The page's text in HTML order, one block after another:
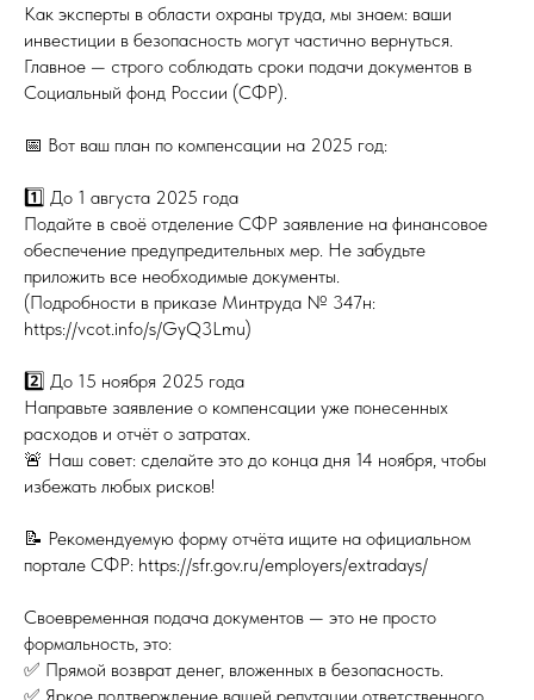
Как эксперты в области охраны труда, мы знаем: ваши
инвестиции в безопасность могут частично вернуться.
Главное — строго соблюдать сроки подачи документов в
Социальный фонд России (СФР).
📅 Вот ваш план по компенсации на 2025 год:
1️⃣ До 1 августа 2025 года
Подайте в своё отделение СФР заявление на финансовое
обеспечение предупредительных мер. Не забудьте
приложить все необходимые документы.
(Подробности в приказе Минтруда № 347н:
https://vcot.info/s/GyQ3Lmu)
2️⃣ До 15 ноября 2025 года
Направьте заявление о компенсации уже понесенных
расходов и отчёт о затратах.
🚨 Наш совет: сделайте это до конца дня 14 ноября, чтобы
избежать любых рисков!
📝 Рекомендуемую форму отчёта ищите на официальном
портале СФР: https://sfr.gov.ru/employers/extradays/
Своевременная подача документов — это не просто
формальность, это:
✅ Прямой возврат денег, вложенных в безопасность.
✅ Яркое подтверждение вашей репутации ответственного